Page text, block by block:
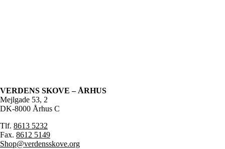
VERDENS SKOVE – ÅRHUS
Mejlgade 53, 2
DK-8000 Århus C
Tlf. 8613 5232
Fax. 8612 5149
Shop@verdensskove.org